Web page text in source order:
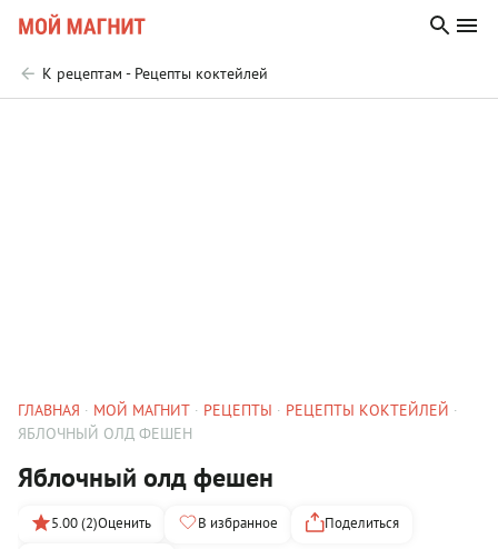
К рецептам - Рецепты коктейлей
ГЛАВНАЯ МОЙ МАГНИТ РЕЦЕПТЫ
РЕЦЕПТЫ КОКТЕЙЛЕЙ
ЯБЛОЧНЫЙ ОЛД ФЕШЕН
Яблочный олд фешен
5.00 (2)Оценить В избранное
Поделиться